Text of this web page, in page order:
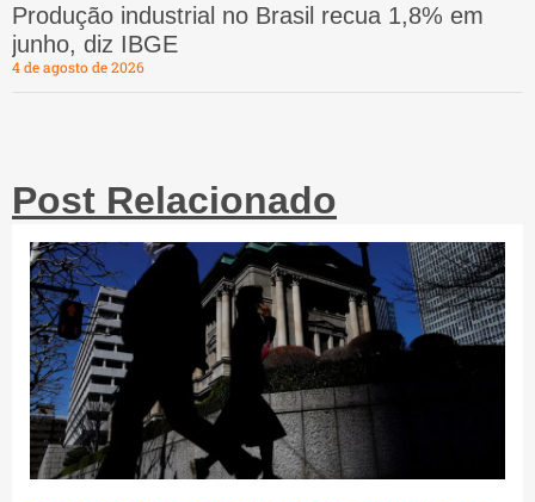
Produção industrial no Brasil recua 1,8% em
junho, diz IBGE
4 de agosto de 2026
Post Relacionado